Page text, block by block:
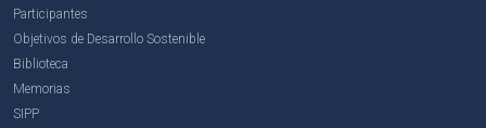
Participantes
Objetivos de Desarrollo Sostenible
Biblioteca
Memorias
SIPP